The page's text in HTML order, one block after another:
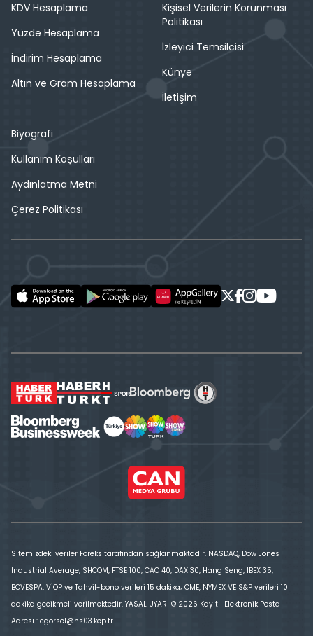
KDV Hesaplama
Yüzde Hesaplama
İndirim Hesaplama
Altın ve Gram Hesaplama
Kişisel Verilerin Korunması
Politikası
İzleyici Temsilcisi
Künye
İletişim
Biyografi
Kullanım Koşulları
Aydınlatma Metni
Çerez Politikası
Sitemizdeki veriler Foreks tarafından sağlanmaktadır. NASDAQ, Dow Jones
Industrial Average, SHCOM, FTSE 100, CAC 40, DAX 30, Hang Seng, IBEX 35,
BOVESPA, VİOP ve Tahvil-bono verileri 15 dakika; CME, NYMEX VE S&P verileri 10
dakika gecikmeli verilmektedir. YASAL UYARI © 2026 Kayıtlı Elektronik Posta
Adresi : cgorsel@hs03.kep.tr